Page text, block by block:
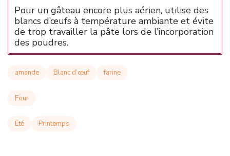
Pour un gâteau encore plus aérien, utilise des
blancs d’œufs à température ambiante et évite
de trop travailler la pâte lors de l’incorporation
des poudres.
amande Blanc d’œuf farine
Four
Eté Printemps